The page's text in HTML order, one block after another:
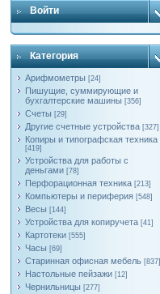
Войти
Категория
Арифмометры [24]
Пишущие, суммирующие и
бухгалтерские машины [356]
Счеты [29]
Другие счетные устройства [327]
Копиры и типографская техника
[419]
Устройства для работы с
деньгами [78]
Перфорационная техника [213]
Компьютеры и периферия [548]
Весы [144]
Устройства для копиручета [41]
Картотеки [555]
Часы [69]
Старинная офисная мебель [837]
Настольные пейзажи [12]
Чернильницы [277]